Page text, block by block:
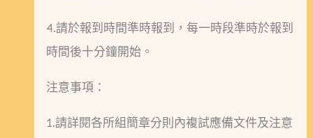
4.請於報到時間準時報到，每一時段準時於報到
時間後十分鐘開始。
注意事項：
1.請詳閱各所組簡章分則內複試應備文件及注意